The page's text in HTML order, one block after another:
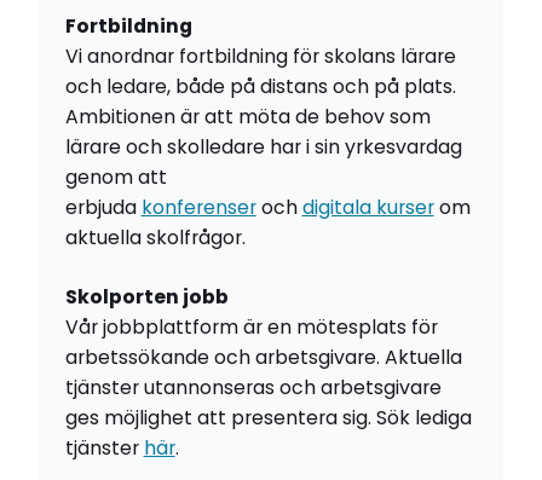
Fortbildning
Vi anordnar fortbildning för skolans lärare
och ledare, både på distans och på plats.
Ambitionen är att möta de behov som
lärare och skolledare har i sin yrkesvardag
genom att
erbjuda konferenserochdigitala kurserom
aktuella skolfrågor.
Skolporten jobb
Vår jobbplattform är en mötesplats för
arbetssökande och arbetsgivare. Aktuella
tjänster utannonseras och arbetsgivare
ges möjlighet att presentera sig. Sök lediga
tjänster här.